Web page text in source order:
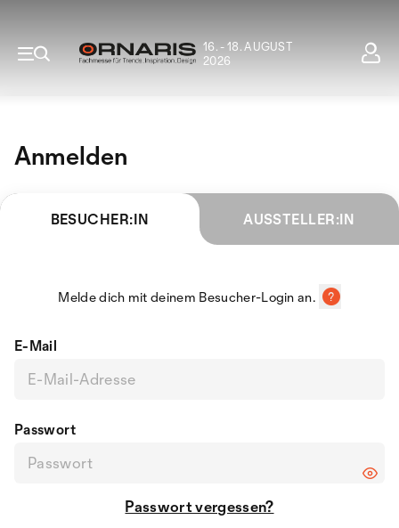
16. - 18. AUGUST
2026
Anmelden
BESUCHER:IN AUSSTELLER:IN
Melde dich mit deinem Besucher-Login an.
E-Mail
Passwort
Passwort vergessen?